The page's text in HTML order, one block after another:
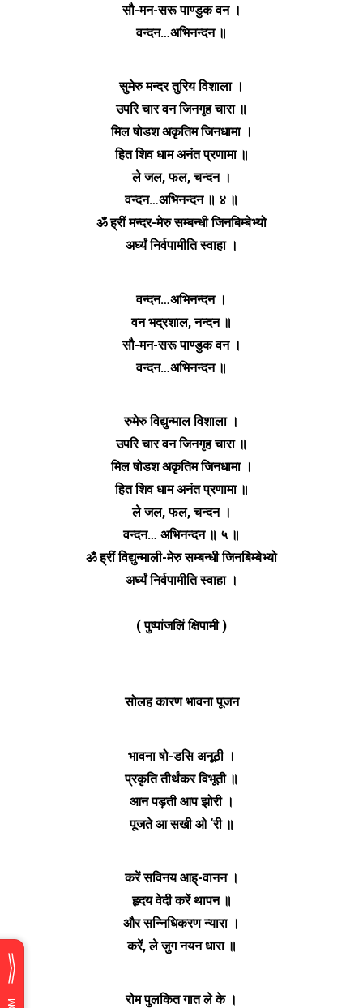
सौ-मन-सरू पाण्डुक वन ।
वन्दन…अभिनन्दन ॥
सुमेरु मन्दर तुरिय विशाला ।
उपरि चार वन जिनगृह चारा ॥
मिल षोडश अकृतिम जिनधामा ।
हित शिव धाम अनंत प्रणामा ॥
ले जल, फल, चन्दन ।
वन्दन…अभिनन्दन ॥ ४ ॥
ॐ ह्रीं मन्दर-मेरु सम्बन्धी जिनबिम्बेभ्यो
अर्घ्यं निर्वपामीति स्वाहा ।
वन्दन…अभिनन्दन ।
वन भद्रशाल, नन्दन ॥
सौ-मन-सरू पाण्डुक वन ।
वन्दन…अभिनन्दन ॥
रुमेरु विद्युन्माल विशाला ।
उपरि चार वन जिनगृह चारा ॥
मिल षोडश अकृतिम जिनधामा ।
हित शिव धाम अनंत प्रणामा ॥
ले जल, फल, चन्दन ।
वन्दन… अभिनन्दन ॥ ५ ॥
ॐ ह्रीं विद्युन्माली-मेरु सम्बन्धी जिनबिम्बेभ्यो
अर्घ्यं निर्वपामीति स्वाहा ।
( पुष्पांजलिं क्षिपामी )
सोलह कारण भावना पूजन
भावना षो-डसि अनूठी ।
प्रकृति तीर्थंकर विभूती ॥
आन पड़ती आप झोरी ।
पूजते आ सखी ओ ‘री ॥
करें सविनय आह्-वानन ।
हृदय वेदी करें थापन ॥
और सन्निधिकरण न्यारा ।
करें, ले जुग नयन धारा ॥
रोम पुलकित गात ले के ।